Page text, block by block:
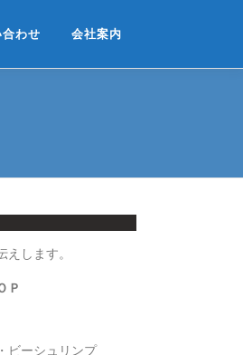
わせ 会社案内
えします。
Ｐ
ビーシュリンプ